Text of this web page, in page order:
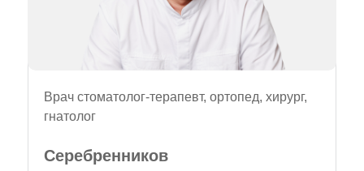
Серебренников
Врач стоматолог-терапевт, ортопед, хирург,
гнатолог